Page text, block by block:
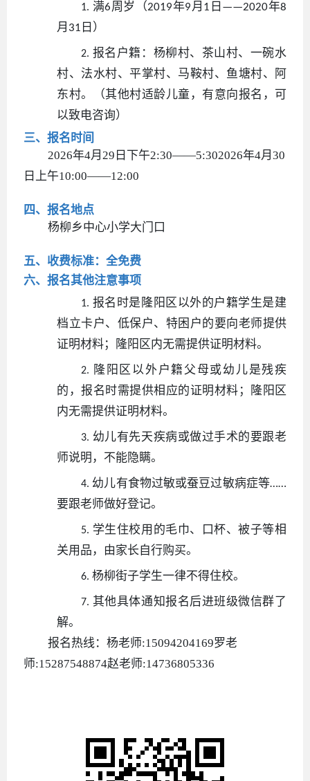
1. 满6周岁（2019年9 月 1 日 ——2020年8
月 31 日）
2. 报名户籍：杨柳村、茶山村、一碗水
村、法水村、平掌村、马鞍村、鱼塘村、阿
东村。（其他村适龄儿童，有意向报名，可
以致电咨询）
三、报名时间
2026年4月29日下午2:30——5:302026年4月30
日上午10:00——12:00
四、报名地点
杨柳乡中心小学大门口
五、收费标准：全免费
六、报名其他注意事项
1. 报名时是隆阳区以外的户籍学生是建
档立卡户、低保户、特困户的要向老师提供
证明材料；隆阳区内无需提供证明材料。
2.
隆阳区以外户籍父母或幼儿是残疾
的，报名时需提供相应的证明材料；隆阳区
内无需提供证明材料。
3. 幼儿有先天疾病或做过手术的要跟老
师说明，不能隐瞒。
4. 幼儿有食物过敏或蚕豆过敏病症等……
要跟老师做好登记。
5. 学生住校用的毛巾、口杯、被子等相
关用品，由家长自行购买。
6.杨柳街子学生一律不得住校。
7. 其他具体通知报名后进班级微信群了
解。
报名热线：杨老师:15094204169罗老
师:15287548874赵老师:14736805336